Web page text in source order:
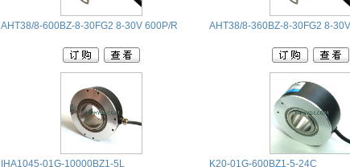
AHT38/8-600BZ-8-30FG2 8-30V 600P/R AHT38/8-360BZ-8-30FG2 8-
IHA1045-01G-10000BZ1-5L K20-01G-600BZ1-5-24C